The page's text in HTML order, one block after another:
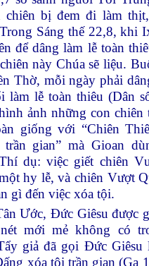
chiên bị đem đi làm
Sáng thế 22,8, khi
để dâng làm lễ toàn
này Chúa sẽ liệu.
Thờ, mỗi ngày phải
làm lễ toàn thiêu (Dân
ảnh những con chiên
giống với “Chiên
gian” mà Gioan
dụ: việc giết chiên
hy lễ, và chiên Vượt
gì đến việc xóa tội.
Ước, Đức Giêsu được
mới mẻ không có
giả đã gọi Đức Giêsu
xóa tội trần gian (Ga